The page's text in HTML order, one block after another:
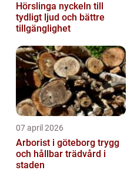
Hörslinga nyckeln till
tydligt ljud och bättre
tillgänglighet
07 april 2026
Arborist i göteborg trygg
och hållbar trädvård i
staden